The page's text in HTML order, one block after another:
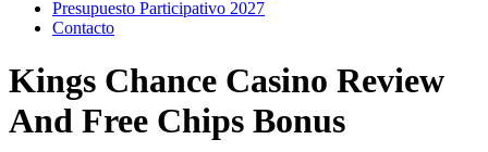
Presupuesto Participativo 2027
Contacto
Kings Chance Casino Review
And Free Chips Bonus